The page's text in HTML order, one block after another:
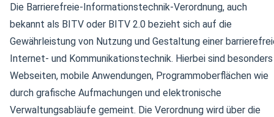
Die Barrierefreie-Informationstechnik-Verordnung, auch
bekannt als BITV oder BITV 2.0 bezieht sich auf die
Gewährleistung von Nutzung und Gestaltung einer
Internet- und Kommunikationstechnik. Hierbei sind besonders
Webseiten, mobile Anwendungen, Programmoberflächen wie
durch grafische Aufmachungen und elektronische
Verwaltungsabläufe gemeint. Die Verordnung wird über die